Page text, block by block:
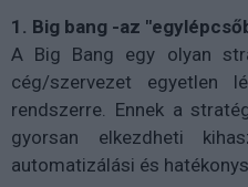
1. Big bang -az
A Big Bang egy olyan
cég/szervezet egyetlen
rendszerre. Ennek a
gyorsan elkezdheti
automatizálási és